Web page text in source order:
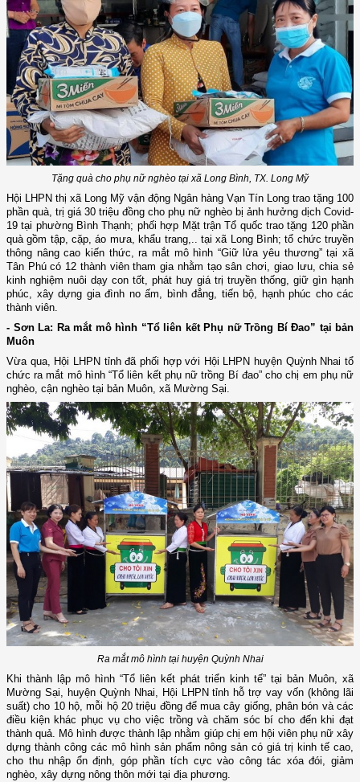
Tặng quà cho phụ nữ nghèo tại xã Long Bình, TX. Long Mỹ
Hội LHPN thị xã Long Mỹ vận động Ngân hàng Vạn Tín Long trao tặng 100
phần quà, trị giá 30 triệu đồng cho phụ nữ nghèo bị ảnh hưởng dịch Covid-
19 tại phường Bình Thạnh; phối hợp Mặt trận Tổ quốc trao tặng 120 phần
quà gồm tập, cặp, áo mưa, khẩu trang,.. tại xã Long Bình; tổ chức truyền
thông nâng cao kiến thức, ra mắt mô hình “Giữ lửa yêu thương” tại xã
Tân Phú có 12 thành viên tham gianhằm tạo sân chơi, giao lưu, chia sẻ
kinh nghiệm nuôi dạy con tốt, phát huy giá trị truyền thống, giữ gìn hạnh
phúc, xây dựng gia đình no ấm, bình đẳng, tiến bộ, hạnh phúc cho các
thành viên.
- Sơn La: Ra mắt mô hình “Tổ liên kết Phụ nữ Trồng Bí Đao” tại bản
Muôn
Vừa qua, Hội LHPN tỉnh đã phối hợp với Hội LHPN huyện Quỳnh Nhai tổ
chức ra mắt mô hình “Tổ liên kết phụ nữ trồng Bí đao” cho chị em phụ nữ
nghèo, cận nghèo tại bản Muôn, xã Mường Sại.
Ra mắt mô hình tại huyện Quỳnh Nhai
Khi thành lập mô hình “Tổ liên kết phát triển kinh tế” tại bản Muôn, xã
Mường Sại, huyện Quỳnh Nhai, Hội LHPN tỉnh hỗ trợ vay vốn (không lãi
suất) cho 10 hộ, mỗi hộ 20 triệu đồng để mua cây giống, phân bón và các
điều kiện khác phục vụ cho việc trồng và chăm sóc bí cho đến khi đạt
thành quả. Mô hình được thành lập nhằm giúp chị em hội viên phụ nữ xây
dựng thành công các mô hình sản phẩm nông sản có giá trị kinh tế cao,
cho thu nhập ổn định, góp phần tích cực vào công tác xóa đói, giảm
nghèo, xây dựng nông thôn mới tại địa phương.